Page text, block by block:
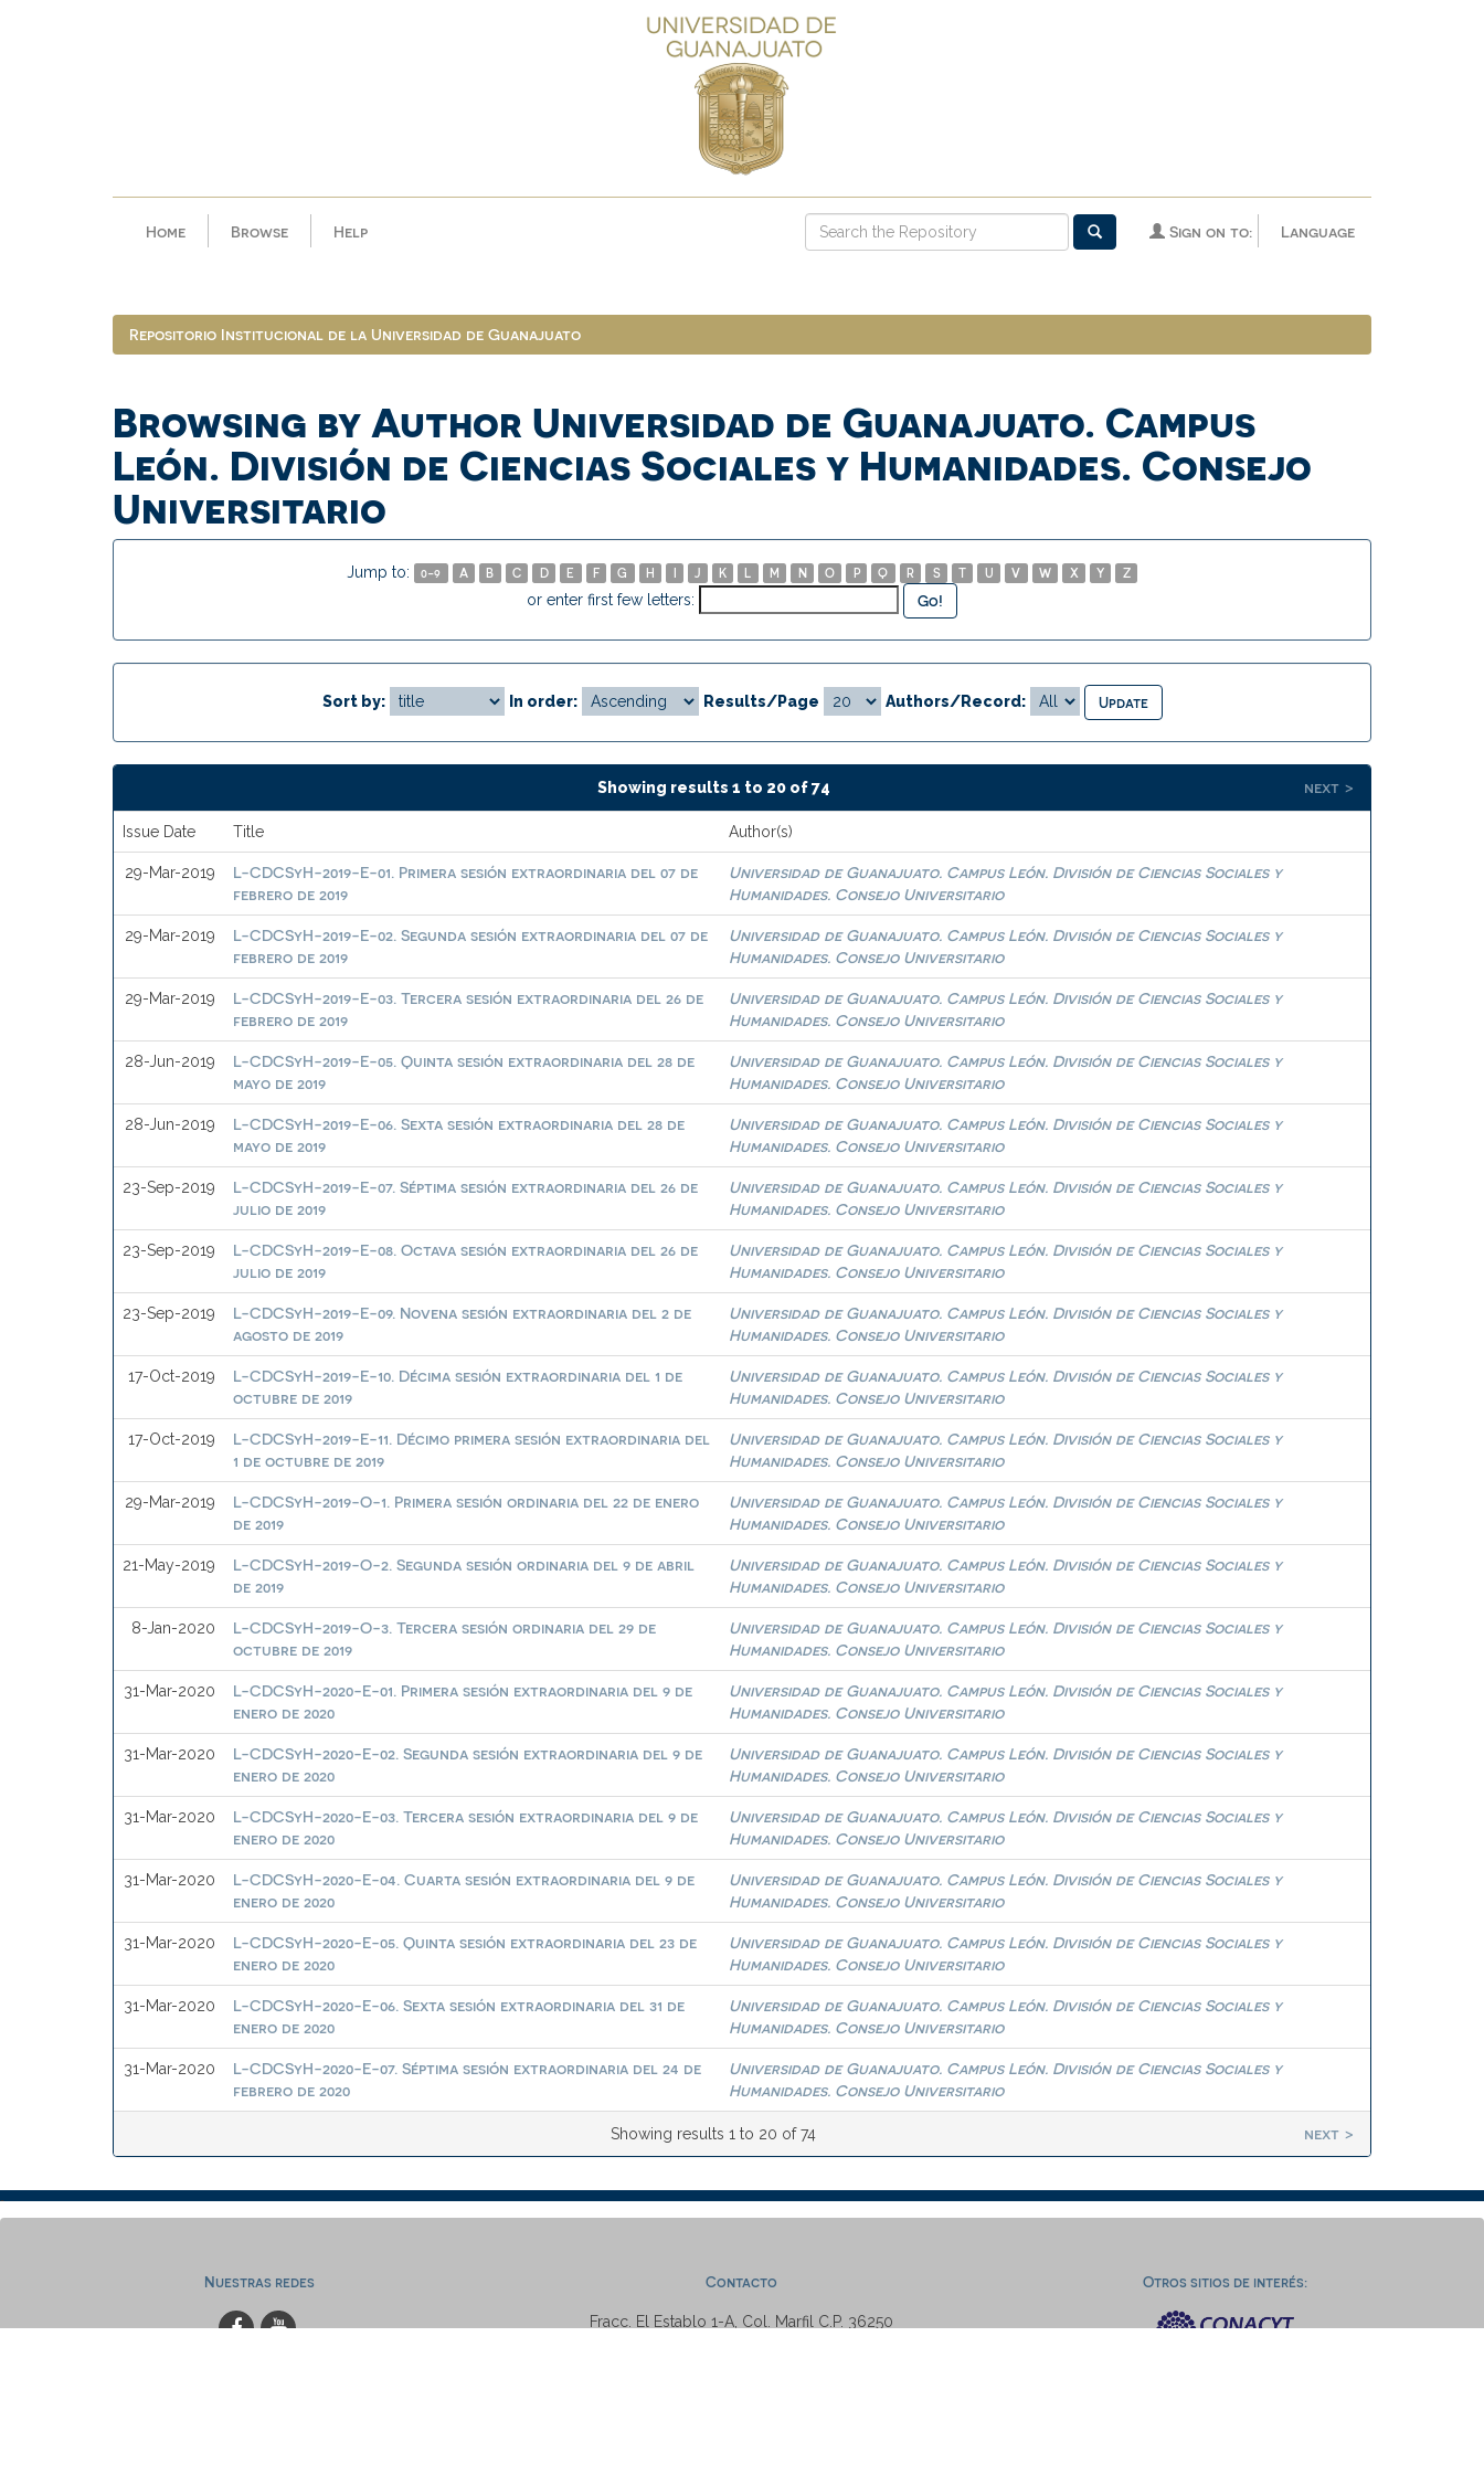
Home Browse Help Language
Sign on to:
Repositorio Institucional de la Universidad de Guanajuato
Browsing by Author Universidad de Guanajuato. Campus
León. División de Ciencias Sociales y Humanidades. Consejo
Universitario
Jump to: 0-9 A B C D E F G H I J K L M N O P Q R S T U V W X Y Z
or enter first few letters:
Sort by: In order: Results/Page Authors/Record:
Showing results 1 to 20 of 74 next >
Issue Date Title Author(s)
29-Mar-2019
L-CDCSyH-2019-E-01. Primera sesión extraordinaria del 07 de
febrero de 2019
Universidad de Guanajuato. Campus León. División de Ciencias Sociales y
Humanidades. Consejo Universitario
29-Mar-2019
L-CDCSyH-2019-E-02. Segunda sesión extraordinaria del 07 de
febrero de 2019
Universidad de Guanajuato. Campus León. División de Ciencias Sociales y
Humanidades. Consejo Universitario
29-Mar-2019
L-CDCSyH-2019-E-03. Tercera sesión extraordinaria del 26 de
febrero de 2019
Universidad de Guanajuato. Campus León. División de Ciencias Sociales y
Humanidades. Consejo Universitario
28-Jun-2019
L-CDCSyH-2019-E-05. Quinta sesión extraordinaria del 28 de
mayo de 2019
Universidad de Guanajuato. Campus León. División de Ciencias Sociales y
Humanidades. Consejo Universitario
28-Jun-2019
L-CDCSyH-2019-E-06. Sexta sesión extraordinaria del 28 de
mayo de 2019
Universidad de Guanajuato. Campus León. División de Ciencias Sociales y
Humanidades. Consejo Universitario
23-Sep-2019
L-CDCSyH-2019-E-07. Séptima sesión extraordinaria del 26 de
julio de 2019
Universidad de Guanajuato. Campus León. División de Ciencias Sociales y
Humanidades. Consejo Universitario
23-Sep-2019
L-CDCSyH-2019-E-08. Octava sesión extraordinaria del 26 de
julio de 2019
Universidad de Guanajuato. Campus León. División de Ciencias Sociales y
Humanidades. Consejo Universitario
23-Sep-2019
L-CDCSyH-2019-E-09. Novena sesión extraordinaria del 2 de
agosto de 2019
Universidad de Guanajuato. Campus León. División de Ciencias Sociales y
Humanidades. Consejo Universitario
17-Oct-2019
L-CDCSyH-2019-E-10. Décima sesión extraordinaria del 1 de
octubre de 2019
Universidad de Guanajuato. Campus León. División de Ciencias Sociales y
Humanidades. Consejo Universitario
17-Oct-2019
L-CDCSyH-2019-E-11. Décimo primera sesión extraordinaria del
1 de octubre de 2019
Universidad de Guanajuato. Campus León. División de Ciencias Sociales y
Humanidades. Consejo Universitario
29-Mar-2019
L-CDCSyH-2019-O-1. Primera sesión ordinaria del 22 de enero
de 2019
Universidad de Guanajuato. Campus León. División de Ciencias Sociales y
Humanidades. Consejo Universitario
21-May-2019
L-CDCSyH-2019-O-2. Segunda sesión ordinaria del 9 de abril
de 2019
Universidad de Guanajuato. Campus León. División de Ciencias Sociales y
Humanidades. Consejo Universitario
8-Jan-2020
L-CDCSyH-2019-O-3. Tercera sesión ordinaria del 29 de
octubre de 2019
Universidad de Guanajuato. Campus León. División de Ciencias Sociales y
Humanidades. Consejo Universitario
31-Mar-2020
L-CDCSyH-2020-E-01. Primera sesión extraordinaria del 9 de
enero de 2020
Universidad de Guanajuato. Campus León. División de Ciencias Sociales y
Humanidades. Consejo Universitario
31-Mar-2020
L-CDCSyH-2020-E-02. Segunda sesión extraordinaria del 9 de
enero de 2020
Universidad de Guanajuato. Campus León. División de Ciencias Sociales y
Humanidades. Consejo Universitario
31-Mar-2020
L-CDCSyH-2020-E-03. Tercera sesión extraordinaria del 9 de
enero de 2020
Universidad de Guanajuato. Campus León. División de Ciencias Sociales y
Humanidades. Consejo Universitario
31-Mar-2020
L-CDCSyH-2020-E-04. Cuarta sesión extraordinaria del 9 de
enero de 2020
Universidad de Guanajuato. Campus León. División de Ciencias Sociales y
Humanidades. Consejo Universitario
31-Mar-2020
L-CDCSyH-2020-E-05. Quinta sesión extraordinaria del 23 de
enero de 2020
Universidad de Guanajuato. Campus León. División de Ciencias Sociales y
Humanidades. Consejo Universitario
31-Mar-2020
L-CDCSyH-2020-E-06. Sexta sesión extraordinaria del 31 de
enero de 2020
Universidad de Guanajuato. Campus León. División de Ciencias Sociales y
Humanidades. Consejo Universitario
31-Mar-2020
L-CDCSyH-2020-E-07. Séptima sesión extraordinaria del 24 de
febrero de 2020
Universidad de Guanajuato. Campus León. División de Ciencias Sociales y
Humanidades. Consejo Universitario
Showing results 1 to 20 of 74 next >
Nuestras redes Contacto
Fracc. El Establo 1-A, Col. Marfil C.P. 36250
Otros sitios de interés: